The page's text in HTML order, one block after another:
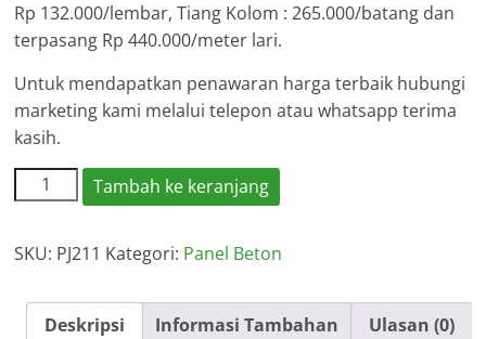
Rp 132.000/lembar, Tiang Kolom : 265.000/batang dan
terpasang Rp 440.000/meter lari.
Untuk mendapatkan penawaran harga terbaik hubungi
marketing kami melalui telepon atau whatsapp terima
kasih.
Kuantitas
Harga
Panel
Jayanti
Tambah ke keranjang
SKU: PJ211 Kategori: Panel Beton
Deskripsi Informasi Tambahan Ulasan (0)